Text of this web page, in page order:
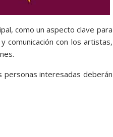
como un aspecto clave para
comunicación con los artistas,
personas interesadas deberán